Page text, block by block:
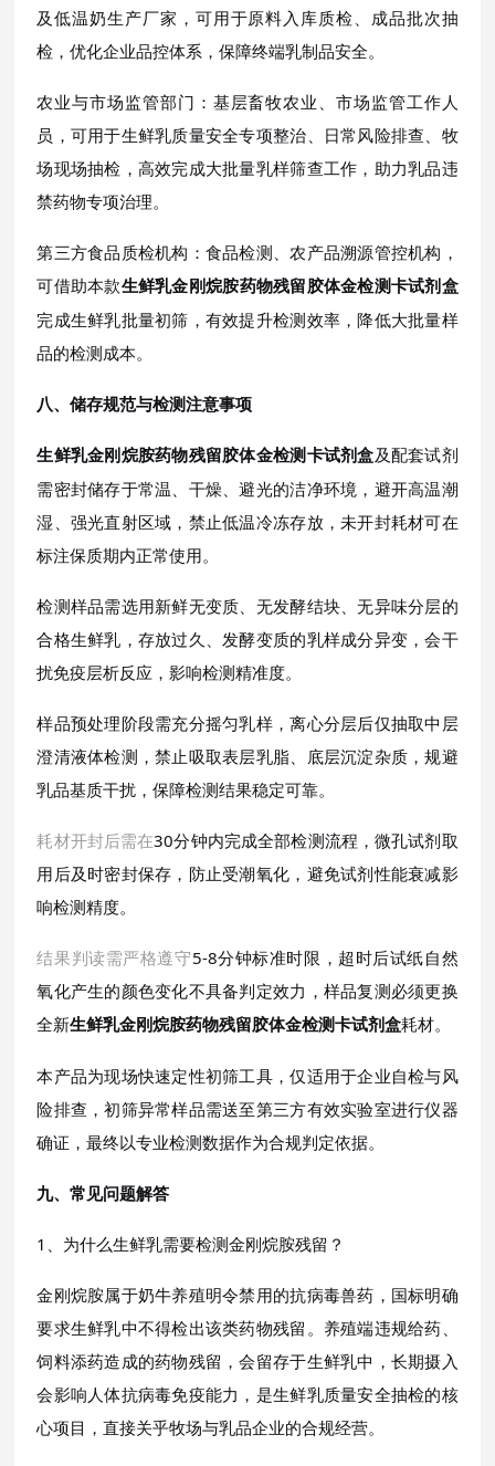
及低温奶生产厂家，可用于原料入库质检、成品批次抽
检，优化企业品控体系，保障终端乳制品安全。
农业与市场监管部门：基层畜牧农业、市场监管工作人
员，可用于生鲜乳质量安全专项整治、日常风险排查、牧
场现场抽检，高效完成大批量乳样筛查工作，助力乳品违
禁药物专项治理。
第三方食品质检机构：食品检测、农产品溯源管控机构，
可借助本款生鲜乳金刚烷胺药物残留胶体金检测卡试剂盒
完成生鲜乳批量初筛，有效提升检测效率，降低大批量样
品的检测成本。
八、储存规范与检测注意事项
生鲜乳金刚烷胺药物残留胶体金检测卡试剂盒及配套试剂
需密封储存于常温、干燥、避光的洁净环境，避开高温潮
湿、强光直射区域，禁止低温冷冻存放，未开封耗材可在
标注保质期内正常使用。
检测样品需选用新鲜无变质、无发酵结块、无异味分层的
合格生鲜乳，存放过久、发酵变质的乳样成分异变，会干
扰免疫层析反应，影响检测精准度。
样品预处理阶段需充分摇匀乳样，离心分层后仅抽取中层
澄清液体检测，禁止吸取表层乳脂、底层沉淀杂质，规避
乳品基质干扰，保障检测结果稳定可靠。
耗材开封后需在30分钟内完成全部检测流程，微孔试剂取
用后及时密封保存，防止受潮氧化，避免试剂性能衰减影
响检测精度。
结果判读需严格遵守5-8分钟标准时限，超时后试纸自然
氧化产生的颜色变化不具备判定效力，样品复测必须更换
全新生鲜乳金刚烷胺药物残留胶体金检测卡试剂盒耗材。
本产品为现场快速定性初筛工具，仅适用于企业自检与风
险排查，初筛异常样品需送至第三方有效实验室进行仪器
确证，最终以专业检测数据作为合规判定依据。
九、常见问题解答
1、为什么生鲜乳需要检测金刚烷胺残留？
金刚烷胺属于奶牛养殖明令禁用的抗病毒兽药，国标明确
要求生鲜乳中不得检出该类药物残留。养殖端违规给药、
饲料添药造成的药物残留，会留存于生鲜乳中，长期摄入
会影响人体抗病毒免疫能力，是生鲜乳质量安全抽检的核
心项目，直接关乎牧场与乳品企业的合规经营。